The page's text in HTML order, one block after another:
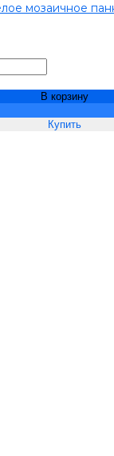
мозаичное
В корзину